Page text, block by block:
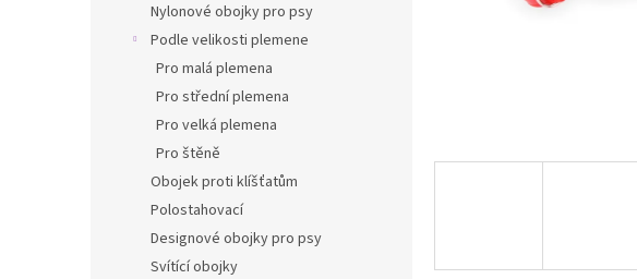
Nylonové obojky pro psy
Podle velikosti plemene
Pro malá plemena
Pro střední plemena
Pro velká plemena
Pro štěně
Obojek proti klíšťatům
Polostahovací
Designové obojky pro psy
Svítící obojky